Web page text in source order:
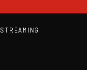
STREAMING